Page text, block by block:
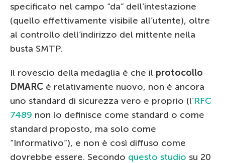
specificato nel campo “da” dell’intestazione
(quello effettivamente visibile all’utente), oltre
al controllo dell’indirizzo del mittente nella
busta SMTP.
Il rovescio della medaglia è che il protocollo
DMARC è relativamente nuovo, non è ancora
uno standard di sicurezza vero e proprio (l’RFC
7489 non lo definisce come standard o come
standard proposto, ma solo come
“Informativo”), e non è così diffuso come
dovrebbe essere. Secondo questo studio su 20